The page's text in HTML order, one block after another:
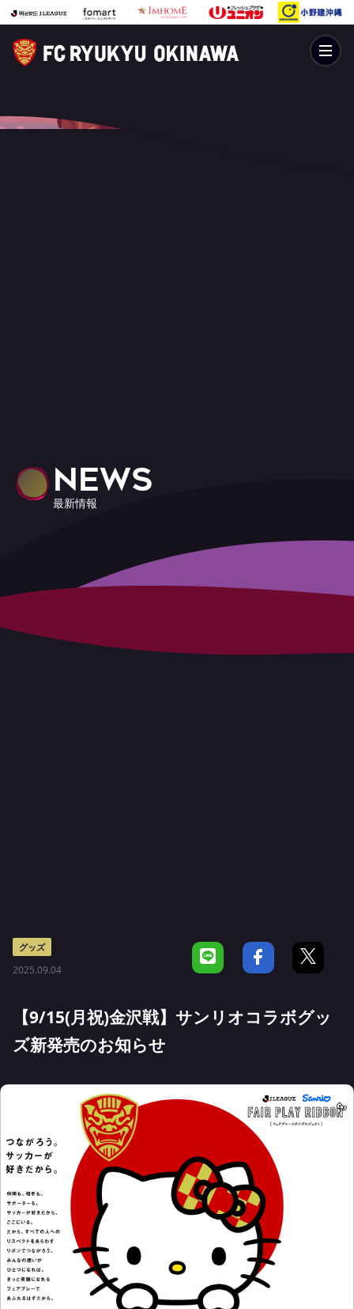
NEWS
最新情報
グッズ
2025.09.04
【9/15(月祝)金沢戦】サンリオコラボグッ
ズ新発売のお知らせ